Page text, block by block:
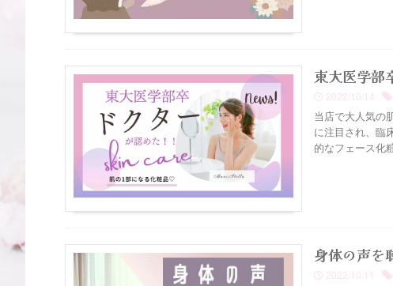
東大医学部
2022/10/14
当店で大人気の
に注目され、臨
的なフェース化
身体の声を
2022/10/11